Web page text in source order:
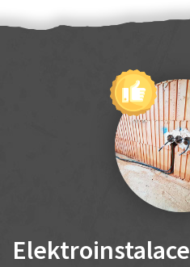
Elektroinstalace